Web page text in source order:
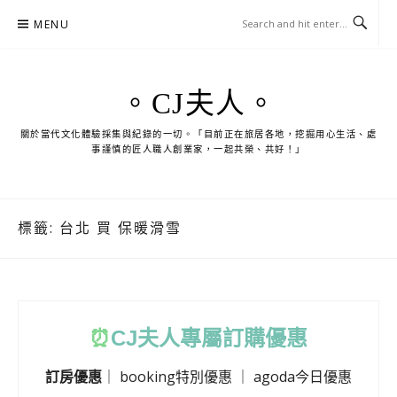
MENU
。CJ夫人。
關於當代文化體驗採集與紀錄的一切。「目前正在旅居各地，挖掘用心生活、處
事謹慎的匠人職人創業家，一起共榮、共好！」
標籤: 台北 買 保暖滑雪
⏰CJ夫人專屬訂購優惠
訂房優惠 booking特別優惠 agoda今日優惠